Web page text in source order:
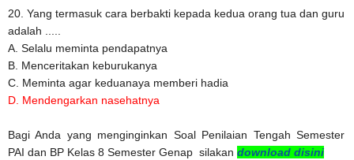
20. Yang termasuk cara berbakti kepada kedua orang tua dan guru
adalah .....
A. Selalu meminta pendapatnya
B. Menceritakan keburukanya
C. Meminta agar keduanaya memberi hadia
D. Mendengarkan nasehatnya
Bagi Anda yang menginginkan Soal Penilaian Tengah Semester
PAI dan BP Kelas 8 Semester Genap silakan download disini